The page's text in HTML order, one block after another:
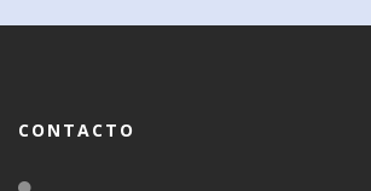
CONTACTO